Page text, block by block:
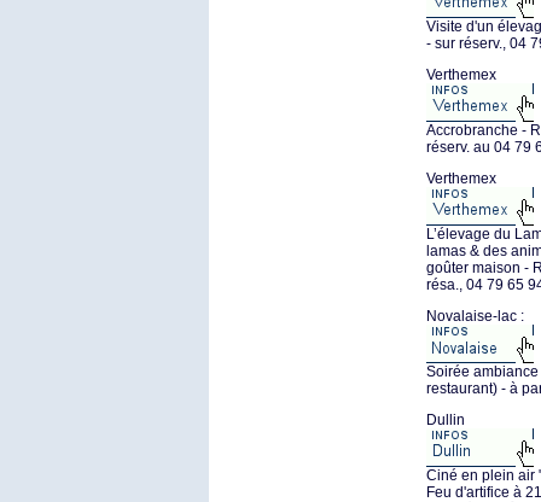
Visite d'un
- sur réserv., 04
Verthemex
Accrobranche -
réserv. au 04 79
Verthemex
L’élevage du
lamas & des
goûter maison -
résa., 04 79 65
Novalaise-lac :
Soirée
restaurant) - à
Dullin
Ciné en plein air
Feu d'artifice à